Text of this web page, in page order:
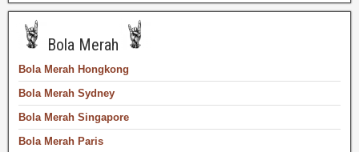
Bola Merah
Bola Merah Hongkong
Bola Merah Sydney
Bola Merah Singapore
Bola Merah Paris